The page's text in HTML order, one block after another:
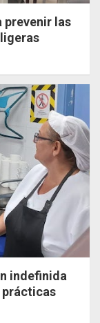
prevenir las
indefinida
prácticas